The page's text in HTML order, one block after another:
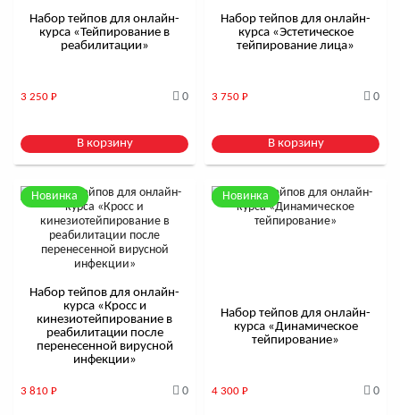
Набор тейпов для онлайн-
курса «Тейпирование в
реабилитации»
3 250 Р 0
В корзину
Набор тейпов для онлайн-
курса «Эстетическое
тейпирование лица»
3 750 Р 0
В корзину
Новинка
Набор тейпов для онлайн-
курса «Кросс и
кинезиотейпирование в
реабилитации после
перенесенной вирусной
инфекции»
3 810 Р 0
Новинка
Набор тейпов для онлайн-
курса «Динамическое
тейпирование»
4 300 Р 0